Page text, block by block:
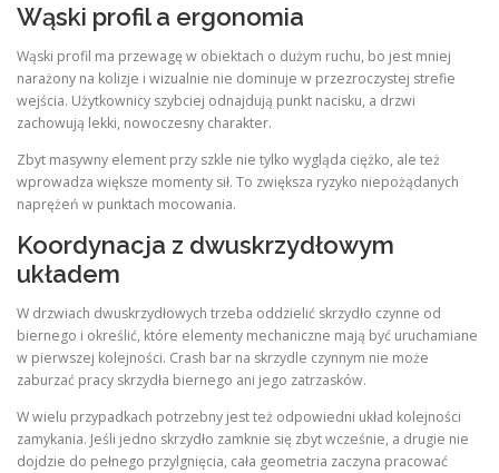
Wąski profil a ergonomia
Wąski profil ma przewagę w obiektach o dużym ruchu, bo jest mniej
narażony na kolizje i wizualnie nie dominuje w przezroczystej strefie
wejścia. Użytkownicy szybciej odnajdują punkt nacisku, a drzwi
zachowują lekki, nowoczesny charakter.
Zbyt masywny element przy szkle nie tylko wygląda ciężko, ale też
wprowadza większe momenty sił. To zwiększa ryzyko niepożądanych
naprężeń w punktach mocowania.
Koordynacja z dwuskrzydłowym
układem
W drzwiach dwuskrzydłowych trzeba oddzielić skrzydło czynne od
biernego i określić, które elementy mechaniczne mają być uruchamiane
w pierwszej kolejności. Crash bar na skrzydle czynnym nie może
zaburzać pracy skrzydła biernego ani jego zatrzasków.
W wielu przypadkach potrzebny jest też odpowiedni układ kolejności
zamykania. Jeśli jedno skrzydło zamknie się zbyt wcześnie, a drugie nie
dojdzie do pełnego przylgnięcia, cała geometria zaczyna pracować